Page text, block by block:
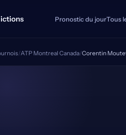
Pronostic du jourTous
/ATP Montreal Canada/Corentin